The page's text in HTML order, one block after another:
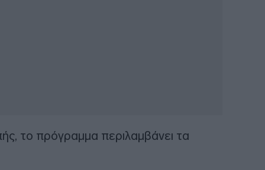
το πρόγραμμα περιλαμβάνει τα